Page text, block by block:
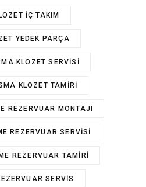
IÇ TAKIM
YEDEK PARÇA
KLOZET SERVISI
KLOZET TAMIRI
REZERVUAR MONTAJI
REZERVUAR SERVISI
REZERVUAR TAMIRI
SERVIS